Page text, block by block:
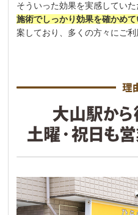
そういった効果を実感してい
施術でしっかり効果を確かめ
案しており、多くの方々にご利